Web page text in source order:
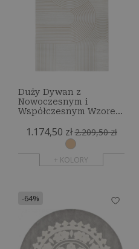
Duży Dywan z
Nowoczesnym i
Współczesnym Wzorem
Serta
1.174,50 zł 2.209,50 zł
+ KOLORY
-64%